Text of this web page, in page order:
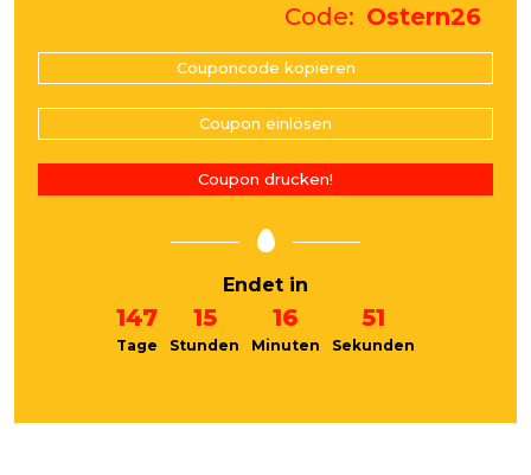
Code Ostern26
Couponcode kopieren
Coupon einlösen
Coupon drucken!
Endet in
147
Tage
15
Stunden
16
Minuten
51
Sekunden